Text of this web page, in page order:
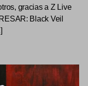
gracias a Z Live
Black Veil